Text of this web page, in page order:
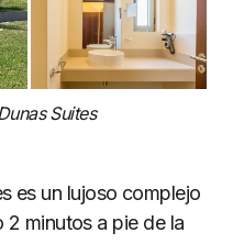
Suites
es un lujoso complejo
2 minutos a pie de la